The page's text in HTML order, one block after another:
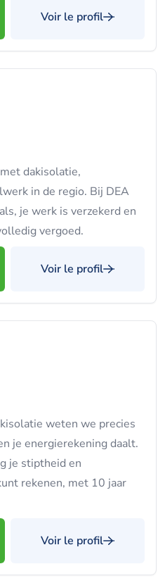
Voir le profil
dakisolatie,
in de regio. Bij DEA
je werk is verzekerd en
vergoed.
Voir le profil
weten we precies
je energierekening daalt.
je stiptheid en
rekenen, met 10 jaar
Voir le profil